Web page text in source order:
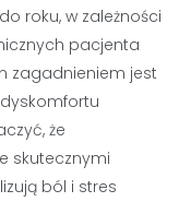
roku, w zależności
pacjenta
zagadnieniem jest
że
skutecznymi
ból i stres